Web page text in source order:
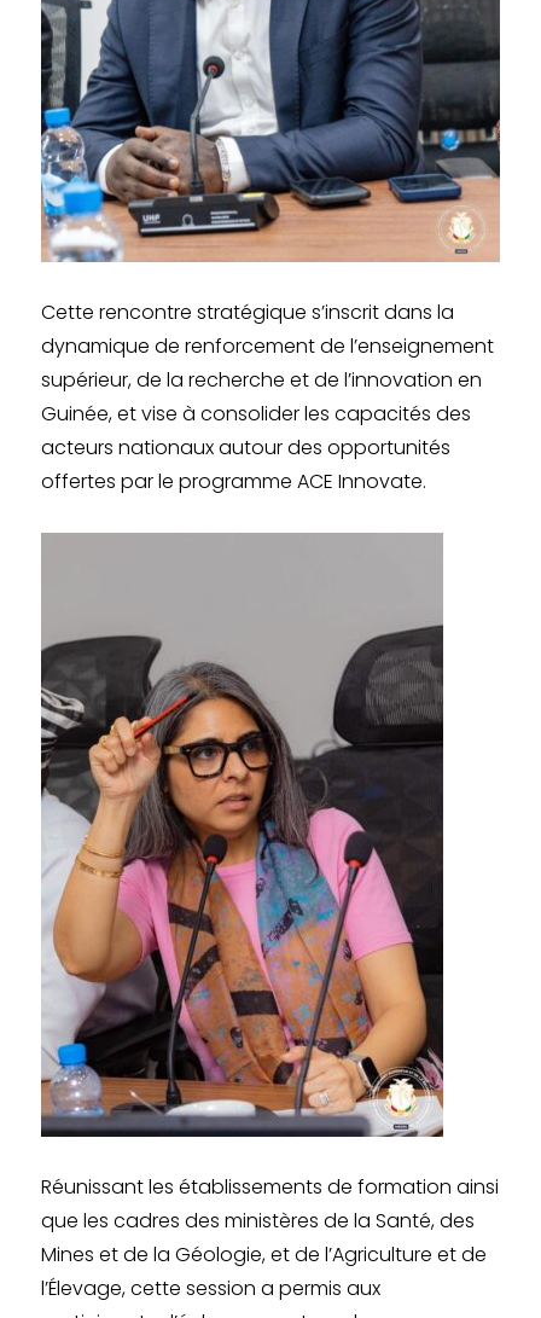
Cette rencontre stratégique s’inscrit dans la
dynamique de renforcement de l’enseignement
supérieur, de la recherche et de l’innovation en
Guinée, et vise à consolider les capacités des
acteurs nationaux autour des opportunités
offertes par le programme ACE Innovate.
Réunissant les établissements de formation ainsi
que les cadres des ministères de la Santé, des
Mines et de la Géologie, et de l’Agriculture et de
l’Élevage, cette session a permis aux